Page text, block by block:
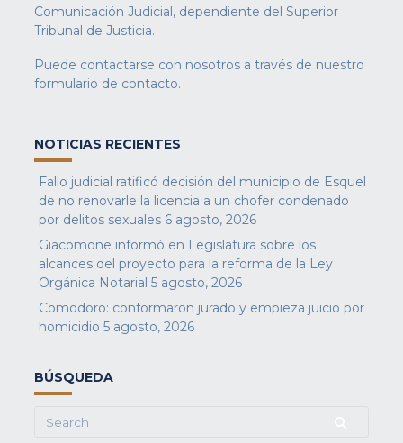
Comunicación Judicial, dependiente del Superior
Tribunal de Justicia.
Puede contactarse con nosotros a través de nuestro
formulario de contacto.
NOTICIAS RECIENTES
Fallo judicial ratificó decisión del municipio de Esquel
de no renovarle la licencia a un chofer condenado
por delitos sexuales 6 agosto, 2026
Giacomone informó en Legislatura sobre los
alcances del proyecto para la reforma de la Ley
Orgánica Notarial 5 agosto, 2026
Comodoro: conformaron jurado y empieza juicio por
homicidio 5 agosto, 2026
BÚSQUEDA
Search